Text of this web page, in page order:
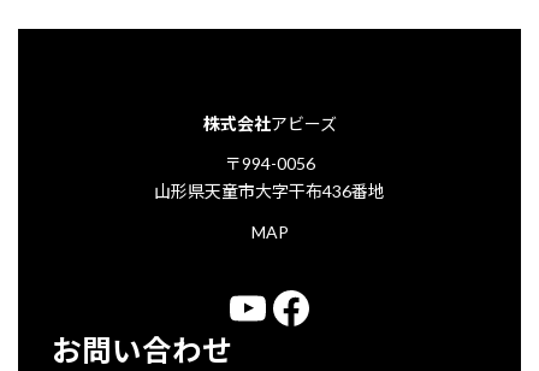
株式会社アビーズ
〒994-0056
山形県天童市大字干布436番地
MAP
YouTube
Facebook
お問い合わせ